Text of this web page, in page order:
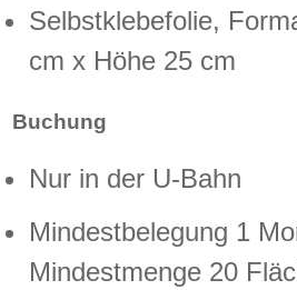
Selbstklebefolie,
cm x Höhe 25 cm
Buchung
Nur in der U-Bahn
Mindestbelegung 1
Mindestmenge 20